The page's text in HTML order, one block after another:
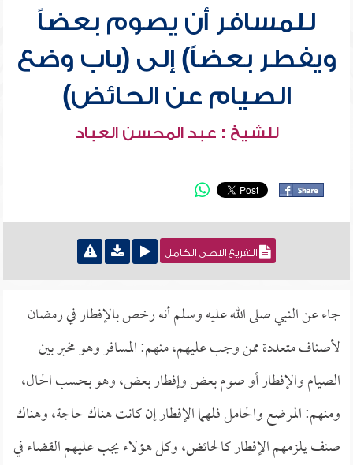
للمسافر أن يصوم بعضاً
ويفطر بعضاً) إلى (باب وضع
الصيام عن الحائض)
للشيخ : عبد المحسن العباد
التفريغ النصي الكامل
جاء عن النبي صلى الله عليه وسلم أنه رخص بالإفطار في رمضان
لأصناف متعددة ممن وجب عليهم، منهم: المسافر وهو مخير بين
الصيام والإفطار أو صوم بعض وإفطار بعض، وهو بحسب الحال،
ومنهم: المرضع والحامل فلهما الإفطار إن كانت هناك حاجة، وهناك
صنف يلزمهم الإفطار كالحائض، وكل هؤلاء يجب عليهم القضاء في